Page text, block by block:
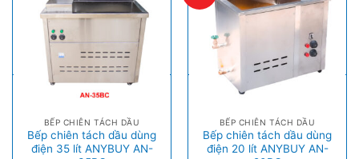
BẾP CHIÊN TÁCH DẦU
Bếp chiên tách dầu dùng
điện 35 lít ANYBUY AN-
BẾP CHIÊN TÁCH DẦU
Bếp chiên tách dầu dùng
điện 20 lít ANYBUY AN-